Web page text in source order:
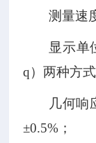
测量速
显示单
q）两种方式
几何响
±0.5% ；